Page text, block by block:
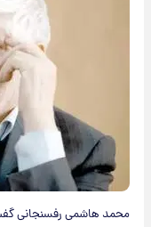
محمد هاشمی رفسنجانی